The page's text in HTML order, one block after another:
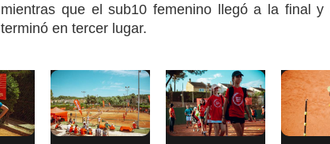
mientras que el sub10 femenino llegó a la final y
terminó en tercer lugar.